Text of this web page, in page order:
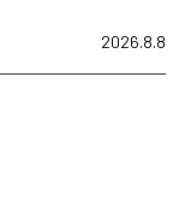
2026.8.8